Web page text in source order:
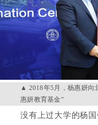
2018年5月，杨惠妍向
惠妍教育基金”
没有上过大学的杨